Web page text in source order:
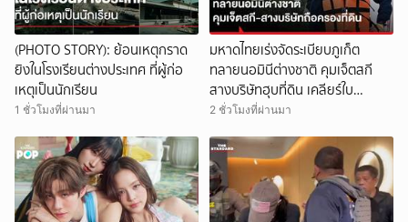
(PHOTO STORY): ย้อนเหตุกราด
ยิงในโรงเรียนต่างประเทศ ที่ผู้ก่อ
เหตุเป็นนักเรียน
1 ชั่วโมงที่ผ่านมา
มหาดไทยเร่งจัดระเบียบภูเก็ต
ทลายนอมินีต่างชาติ คุมเจ็ตสกี
สางบริษัทฮุบที่ดิน เคลียร์ใบ
อนุญาตโรงแรมค้าง 7 ปี
2 ชั่วโมงที่ผ่านมา